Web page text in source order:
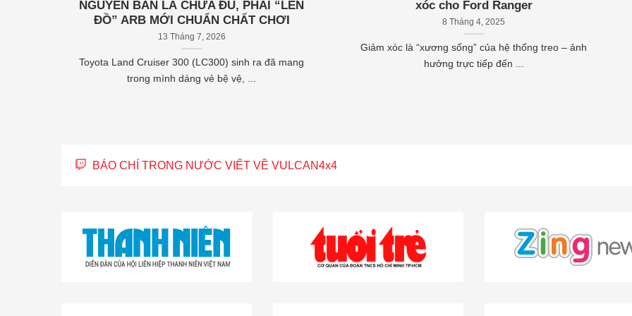
NGUYÊN BẢN LÀ CHƯA ĐỦ, PHẢI “LÊN
ĐỒ” ARB MỚI CHUẨN CHẤT CHƠI
13 Tháng 7, 2026
Toyota Land Cruiser 300 (LC300) sinh ra đã mang
trong mình dáng vẻ bệ vệ, ...
xóc cho Ford Ranger
8 Tháng 4, 2025
Giảm xóc là “xương sống” của hệ thống treo – ảnh
hưởng trực tiếp đến ...
BÁO CHÍ TRONG NƯỚC VIẾT VỀ VULCAN4x4